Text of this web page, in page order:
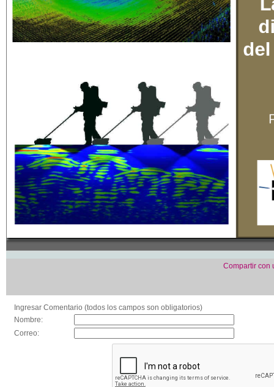
Compartir con
Ingresar Comentario (todos los campos son obligatorios)
Nombre:
Correo: